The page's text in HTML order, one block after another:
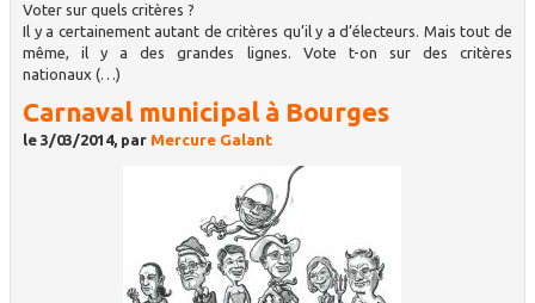
Voter sur quels critères ?
Il y a certainement autant de critères qu’il y a d’électeurs. Mais tout de
même, il y a des grandes lignes. Vote t-on sur des critères
nationaux (…)
Carnaval municipal à Bourges
le 3/03/2014, par Mercure Galant